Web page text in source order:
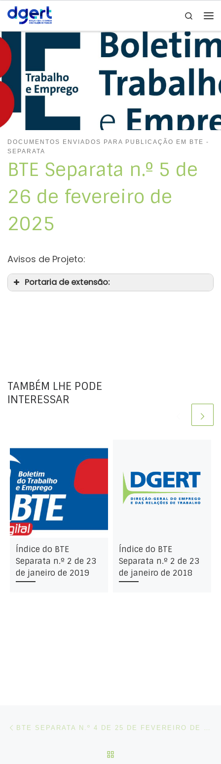
Skip to content
Search
DOCUMENTOS ENVIADOS PARA PUBLICAÇÃO EM BTE -
SEPARATA
BTE Separata n.º 5 de
26 de fevereiro de
2025
Avisos de Projeto:
Portaria de extensão:
TAMBÉM LHE PODE
INTERESSAR
Índice do BTE
Separata n.º 2 de 23
de janeiro de 2019
Índice do BTE
Separata n.º 2 de 23
de janeiro de 2018
Post navigation